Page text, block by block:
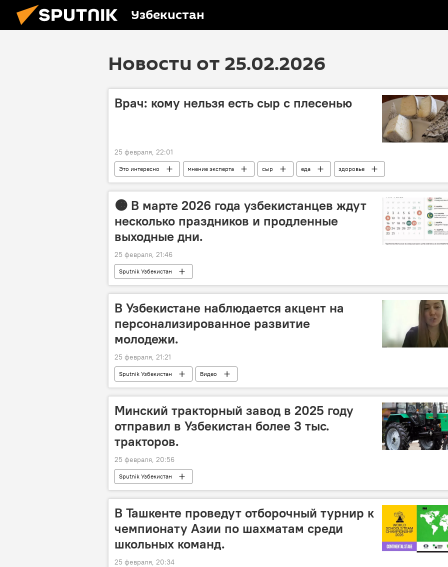
Узбекистан
Новости от 25.02.2026
Врач: кому нельзя есть сыр с плесенью
25 февраля, 22:01
Это интересно мнение эксперта сыр еда здоровье
🟠 В марте 2026 года узбекистанцев ждут
несколько праздников и продленные
выходные дни.
25 февраля, 21:46
Sputnik Узбекистан
В Узбекистане наблюдается акцент на
персонализированное развитие
молодежи.
25 февраля, 21:21
Sputnik Узбекистан Видео
Минский тракторный завод в 2025 году
отправил в Узбекистан более 3 тыс.
тракторов.
25 февраля, 20:56
Sputnik Узбекистан
В Ташкенте проведут отборочный турнир к
чемпионату Азии по шахматам среди
школьных команд.
25 февраля, 20:34